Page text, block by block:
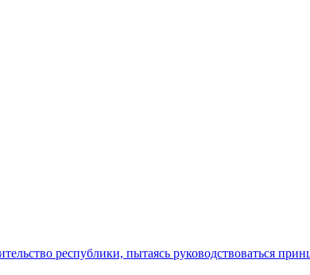
республики, пытаясь руководствоваться